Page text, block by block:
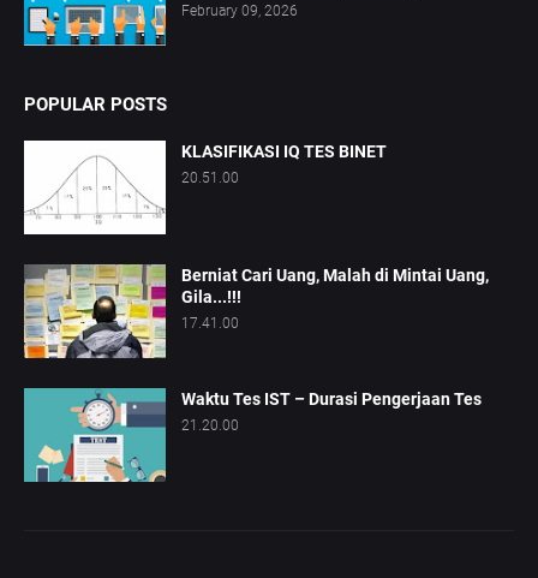
February 09, 2026
POPULAR POSTS
KLASIFIKASI IQ TES BINET
20.51.00
Berniat Cari Uang, Malah di Mintai Uang,
Gila...!!!
17.41.00
Waktu Tes IST – Durasi Pengerjaan Tes
21.20.00